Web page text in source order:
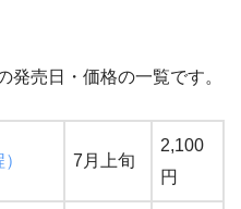
発売日・価格の一覧です。
7月上旬
2,100
円